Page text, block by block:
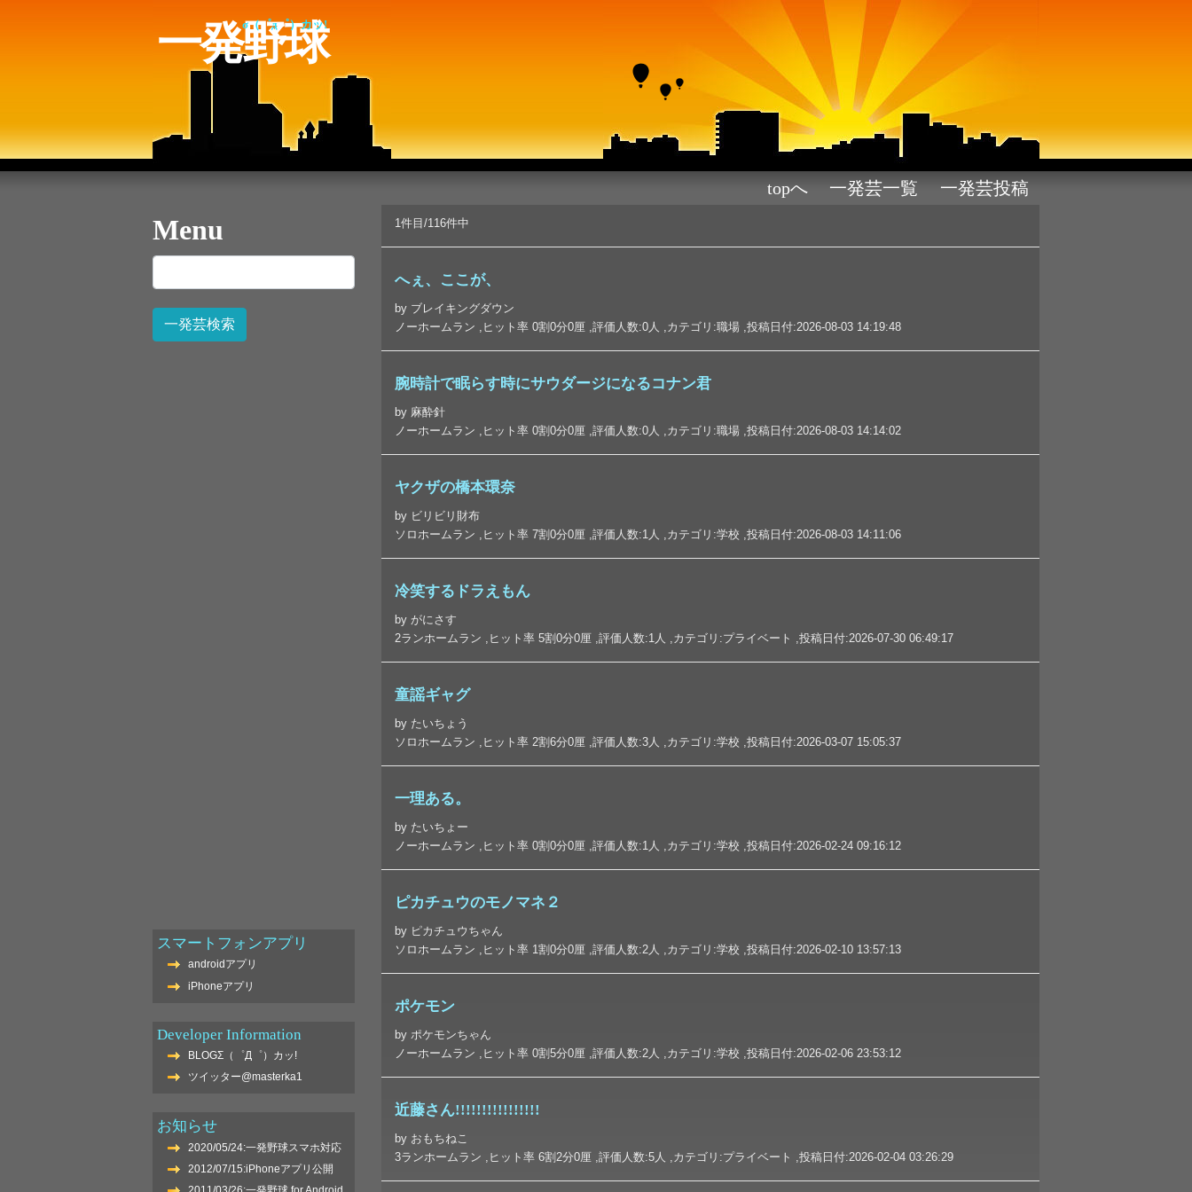
一発野球
σ（゜д゜）カッ!
topへ 一発芸一覧 一発芸投稿
Menu
スマートフォンアプリ
androidアプリ
iPhoneアプリ
Developer Information
BLOGΣ（゜Д゜）カッ!
ツイッター@masterka1
お知らせ
2020/05/24:一発野球スマホ対応
2012/07/15:iPhoneアプリ公開
1件目/116件中
へぇ、ここが、
by ブレイキングダウン
ノーホームラン ,ヒット率 0割0分0厘 ,評価人数:0人 ,カテゴリ:職場 ,投稿日付:2026-08-03 14:19:48
腕時計で眠らす時にサウダージになるコナン君
by 麻酔針
ノーホームラン ,ヒット率 0割0分0厘 ,評価人数:0人 ,カテゴリ:職場 ,投稿日付:2026-08-03 14:14:02
ヤクザの橋本環奈
by ビリビリ財布
ソロホームラン ,ヒット率 7割0分0厘 ,評価人数:1人 ,カテゴリ:学校 ,投稿日付:2026-08-03 14:11:06
冷笑するドラえもん
by がにさす
2ランホームラン ,ヒット率 5割0分0厘 ,評価人数:1人 ,カテゴリ:プライベート ,投稿日付:2026-07-30 06:49:17
童謡ギャグ
by たいちょう
ソロホームラン ,ヒット率 2割6分0厘 ,評価人数:3人 ,カテゴリ:学校 ,投稿日付:2026-03-07 15:05:37
一理ある。
by たいちょー
ノーホームラン ,ヒット率 0割0分0厘 ,評価人数:1人 ,カテゴリ:学校 ,投稿日付:2026-02-24 09:16:12
ピカチュウのモノマネ２
by ピカチュウちゃん
ソロホームラン ,ヒット率 1割0分0厘 ,評価人数:2人 ,カテゴリ:学校 ,投稿日付:2026-02-10 13:57:13
ポケモン
by ポケモンちゃん
ノーホームラン ,ヒット率 0割5分0厘 ,評価人数:2人 ,カテゴリ:学校 ,投稿日付:2026-02-06 23:53:12
近藤さん!!!!!!!!!!!!!!!!
by おもちねこ
3ランホームラン ,ヒット率 6割2分0厘 ,評価人数:5人 ,カテゴリ:プライベート ,投稿日付:2026-02-04 03:26:29